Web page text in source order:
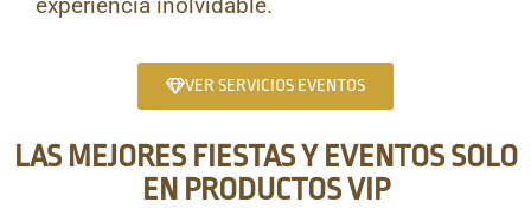
VER SERVICIOS EVENTOS
LAS MEJORES FIESTAS Y EVENTOS SOLO
EN PRODUCTOS VIP